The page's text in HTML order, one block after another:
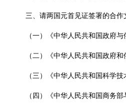
三、请两国元首见证签署的合作
（一）《中华人民共和国政府
（二）《中华人民共和国政府
（三）《中华人民共和国科学
（四）《中华人民共和国商务